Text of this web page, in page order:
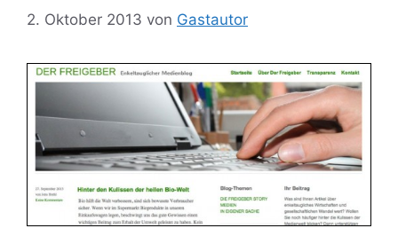
2. Oktober 2013 von Gastautor